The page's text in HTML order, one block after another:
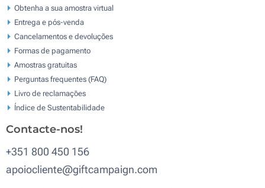
Obtenha a sua amostra virtual
Entrega e pós-venda
Cancelamentos e devoluções
Formas de pagamento
Amostras gratuitas
Perguntas frequentes (FAQ)
Livro de reclamaçōes
Índice de Sustentabilidade
Contacte-nos!
+351 800 450 156
apoiocliente@giftcampaign.com